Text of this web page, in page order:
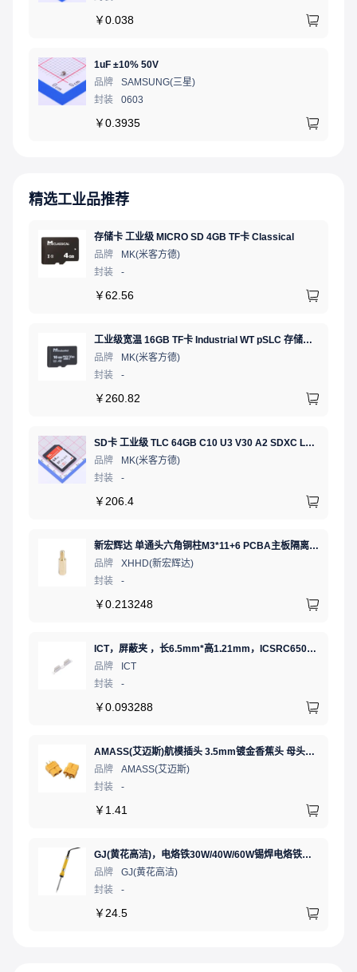
￥0.038
1uF ±10% 50V
品牌
SAMSUNG(三星)
封装
0603
￥0.3935
精选工业品推荐
存储卡 工业级 MICRO SD 4GB TF卡 Classical
品牌
MK(米客方德)
封装
-
￥62.56
工业级宽温 16GB TF卡 Industrial WT pSLC 存储卡 MICRO SD LDPC纠错 PE 30K 无人机、行车记录仪、安防监控适配
品牌
MK(米客方德)
封装
-
￥ 260.82
SD卡 工业级 TLC 64GB C10 U3 V30 A2 SDXC LDPC纠错 PE 3K 无人机、行车记录仪、安防监控适配
品牌
MK(米客方德)
封装
-
￥ 206.4
新宏辉达 单通头六角铜柱M3*11+6 PCBA主板隔离螺柱
品牌
XHHD(新宏辉达)
封装
-
￥0.213248
ICT，屏蔽夹 ，长6.5mm*高1.21mm，ICSRC6508SFR
品牌
ICT
封装
-
￥0.093288
AMASS(艾迈斯)航模插头 3.5mm镀金香蕉头 母头XT60-F.G.Y
品牌
AMASS(艾迈斯)
封装
-
￥ 1.41
GJ(黄花高洁)，电烙铁30W/40W/60W锡焊电烙铁焊接工具电焊笔手机电子维修（内热35W），NO.435(35W)
品牌
GJ(黄花高洁)
封装
-
￥ 24.5